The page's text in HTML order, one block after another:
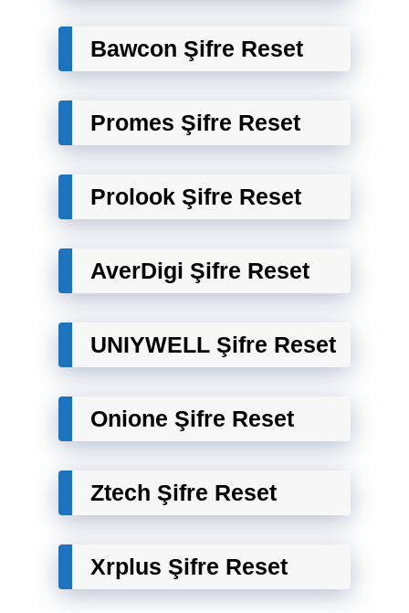
Bawcon Şifre Reset
Promes Şifre Reset
Prolook Şifre Reset
AverDigi Şifre Reset
UNIYWELL Şifre Reset
Onione Şifre Reset
Ztech Şifre Reset
Xrplus Şifre Reset